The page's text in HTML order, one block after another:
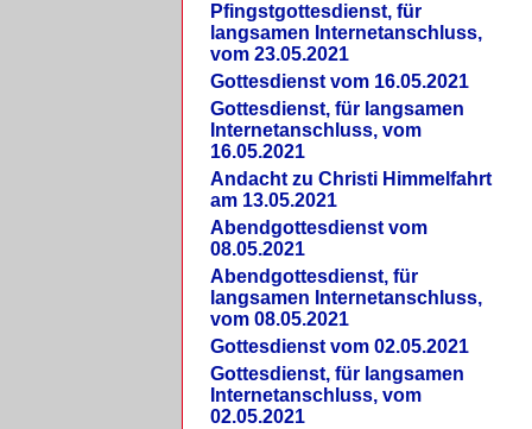
Pfingstgottesdienst, für
langsamen Internetanschluss,
vom 23.05.2021
Gottesdienst vom 16.05.2021
Gottesdienst, für langsamen
Internetanschluss, vom
16.05.2021
Andacht zu Christi Himmelfahrt
am 13.05.2021
Abendgottesdienst vom
08.05.2021
Abendgottesdienst, für
langsamen Internetanschluss,
vom 08.05.2021
Gottesdienst vom 02.05.2021
Gottesdienst, für langsamen
Internetanschluss, vom
02.05.2021